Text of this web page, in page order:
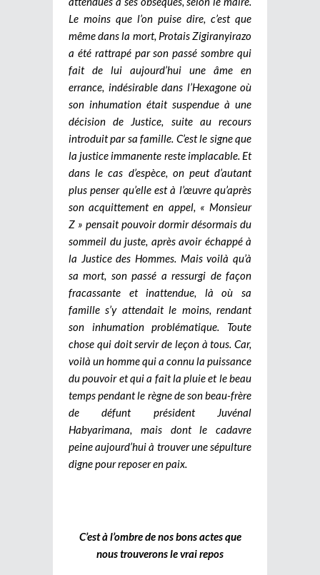
Le moins que l’on puise dire, c’est que
même dans la mort, Protais Zigiranyirazo
a été rattrapé par son passé sombre qui
fait de lui aujourd’hui une âme en
errance, indésirable dans l’Hexagone où
son inhumation était suspendue à une
décision de Justice, suite au recours
introduit par sa famille. C’est le signe que
la justice immanente reste implacable. Et
dans le cas d’espèce, on peut d’autant
plus penser qu’elle est à l’œuvre qu’après
son acquittement en appel, « Monsieur
Z » pensait pouvoir dormir désormais du
sommeil du juste, après avoir échappé à
la Justice des Hommes. Mais voilà qu’à
sa mort, son passé a ressurgi de façon
fracassante et inattendue, là où sa
famille s’y attendait le moins, rendant
son inhumation problématique. Toute
chose qui doit servir de leçon à tous. Car,
voilà un homme qui a connu la puissance
du pouvoir et qui a fait la pluie et le beau
temps pendant le règne de son beau-frère
de défunt président Juvénal
Habyarimana, mais dont le cadavre
peine aujourd’hui à trouver une sépulture
digne pour reposer en paix.
C’est à l’ombre de nos bons actes que
nous trouverons le vrai repos